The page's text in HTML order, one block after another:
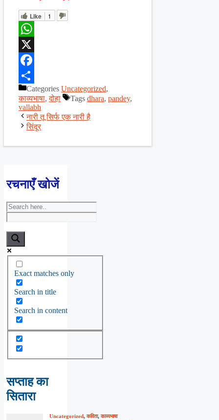
Like 1
WhatsApp
X
Facebook
ShareCategories Uncategorized,
काव्यभाषा,दोहा Tags dhara, pandey,
vallabh
नारी तू सिर्फ एक नारी है
सिंदूर
रचनाएँ खोजें
Exact matches only
Search in title
Search in content
सप्ताह का
सितारा
Uncategorized,कविता,काव्यभाषा